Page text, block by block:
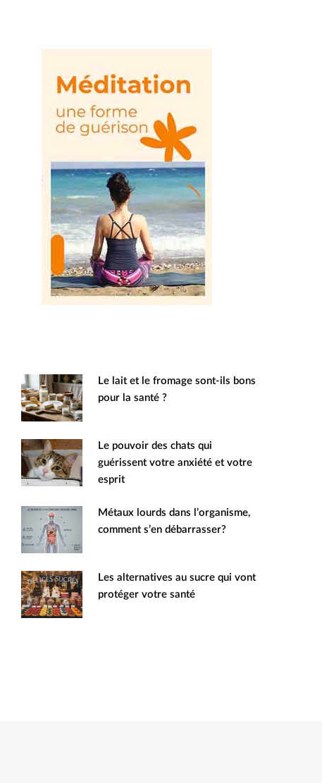
Le lait et le fromage sont-ils bons
pour la santé ?
Le pouvoir des chats qui
guérissent votre anxiété et votre
esprit
Métaux lourds dans l’organisme,
comment s’en débarrasser?
Les alternatives au sucre qui vont
protéger votre santé